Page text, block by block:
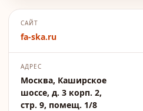
САЙТ
fa-ska.ru
АДРЕС
Москва, Каширское
шоссе, д. 3 корп. 2,
стр. 9, помещ. 1/8